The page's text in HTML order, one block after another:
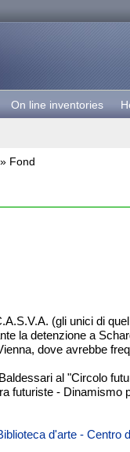
On line inventories
» Fond
(gli unici di
la detenzione a
dove avrebbe
al "Circolo
futuriste - Dinamismo
d'arte - Centro